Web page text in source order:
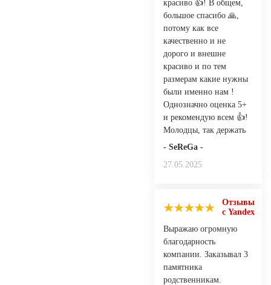
красиво 👍! В общем,
большое спасибо 🙏,
потому как все
качественно и не
дорого и внешне
красиво и по тем
размерам какие нужны
были именно нам !
Однозначно оценка 5+
и рекомендую всем 👍!
Молодцы, так держать
- SeReGa -
27.05.2025
Отзывы
с Yandex
Выражаю огромную
благодарность
компании. Заказывал 3
памятника
родственникам.